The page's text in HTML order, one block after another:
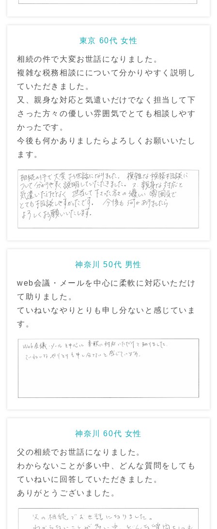
東京 60代 女性
相続の件で大変お世話になりました。
複雑な税務相談にについて分かりやすく説明し
ていただきました。
又、親身な対応と気遣いだけでなく担当して下
さった方々の優しい雰囲気でとても相談しやす
かったです。
今後も何かありましたらよろしくお願いいたし
ます。
神奈川 50代 男性
web会議・メールを中心に柔軟に対応いただけ
て助りました。
ていねいなやりとりも申し分ないと感じていま
す。
神奈川 60代 女性
父の相続でお世話になりました。
わからないことが多い中、どんな質問をしても
ていねいに回答していただきました。
ありがとうございました。